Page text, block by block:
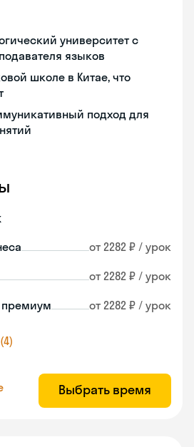
университет с
языков
школе в Китае, что
подход для
от 2282 ₽ / урок
от 2282 ₽ / урок
от 2282 ₽ / урок
Выбрать время